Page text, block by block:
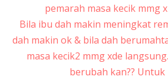
pemarah masa kecik mmg
Bila ibu dah makin meningkat
dah makin ok & bila dah
masa kecik2 mmg xde
berubah kan?? Untuk